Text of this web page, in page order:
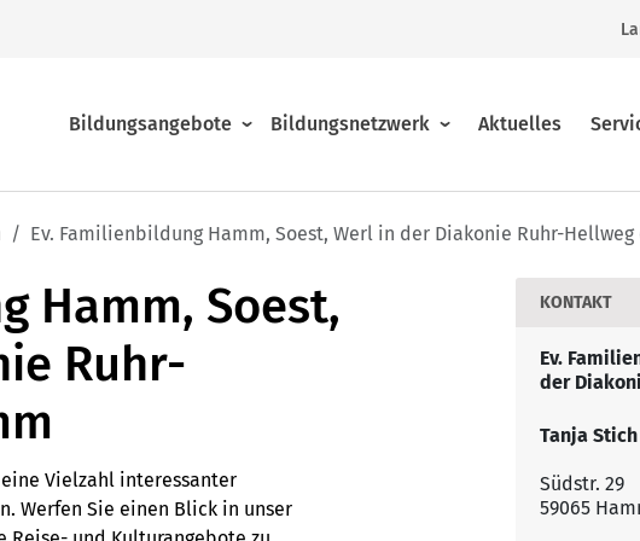
Bildungsangebote
Religion, Lebensgestaltung, Pilgern
Familien und Generationen
Online-Seminare
Bildungsnetzwerk
Über das Bildungsnetzwerk
Regionalstellen
Aktuelles
Beratung
Allgemeine Geschäftsbedingungen
Presse
Ev. Familienbildung Hamm, Soest, Werl in der Diakonie Ruhr-Hellweg
Hamm, Soest,
Ruhr-
Vielzahl interessanter
Werfen Sie einen Blick in unser
KONTAKT
Ev.
der
Tanja Stich
Südstr. 29
59065